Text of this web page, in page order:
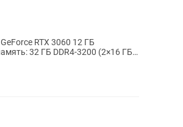
RTX 3060 12 ГБ
32 ГБ DDR4-3200 (2×16 ГБ